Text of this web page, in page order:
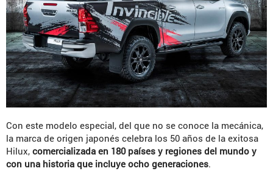
Con este modelo especial, del que no se conoce la mecánica,
la marca de origen japonés celebra los 50 años de la exitosa
Hilux, comercializada en 180 países y regiones del mundo y
con una historia que incluye ocho generaciones.